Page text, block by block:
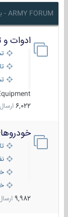
ARMY FORUM - بخش نیروی زمینی
ادوات و
6,022 ارسال ها
9,982 ارسال